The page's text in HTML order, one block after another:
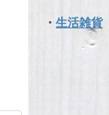
・ 生活雑貨